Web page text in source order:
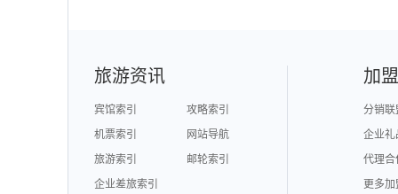
旅游资讯
宾馆索引
攻略索引
机票索引
网站导航
旅游索引
邮轮索引
企业差旅索引
加
分销联
企业礼
代理合
更多